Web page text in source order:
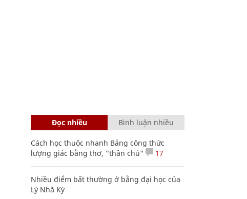
Đọc nhiều Bình luận nhiều
Cách học thuộc nhanh Bảng công thức
lượng giác bằng thơ, "thần chú"
17
Nhiều điểm bất thường ở bằng đại học của
Lý Nhã Kỳ